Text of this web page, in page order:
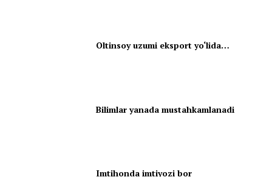
Oltinsoy uzumi eksport yo‘lida…
Bilimlar yanada mustahkamlanadi
Imtihonda imtiyozi bor